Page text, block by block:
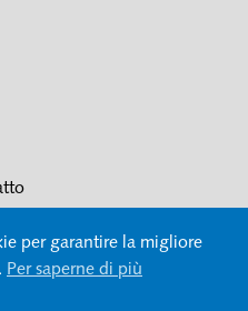
per garantire la migliore
Per saperne di più